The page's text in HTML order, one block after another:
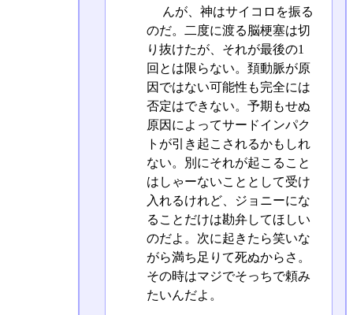
んが、神はサイコロを振る
のだ。二度に渡る脳梗塞は切
り抜けたが、それが最後の1
回とは限らない。頚動脈が原
因ではない可能性も完全には
否定はできない。予期もせぬ
原因によってサードインパク
トが引き起こされるかもしれ
ない。別にそれが起こること
はしゃーないこととして受け
入れるけれど、ジョニーにな
ることだけは勘弁してほしい
のだよ。次に起きたら笑いな
がら満ち足りて死ぬからさ。
その時はマジでそっちで頼み
たいんだよ。